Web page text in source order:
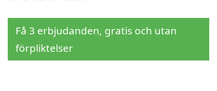
Få 3 erbjudanden, gratis och utan
förpliktelser